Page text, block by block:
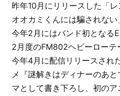
昨年10月にリリースした「
オオカミくんには騙されない
今年2月にはバンド初となる
2月度のFM802ヘビーローテ
今年4月に配信リリースされ
メ『謎解きはディナーのあ
マとして書き下ろし、初のア